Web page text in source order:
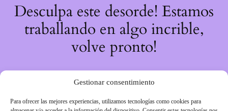
Gestionar consentimiento
Para ofrecer las mejores experiencias, utilizamos tecnologías como cookies para
Desculpa este desorde! Estamos
traballando en algo incrible,
volve pronto!